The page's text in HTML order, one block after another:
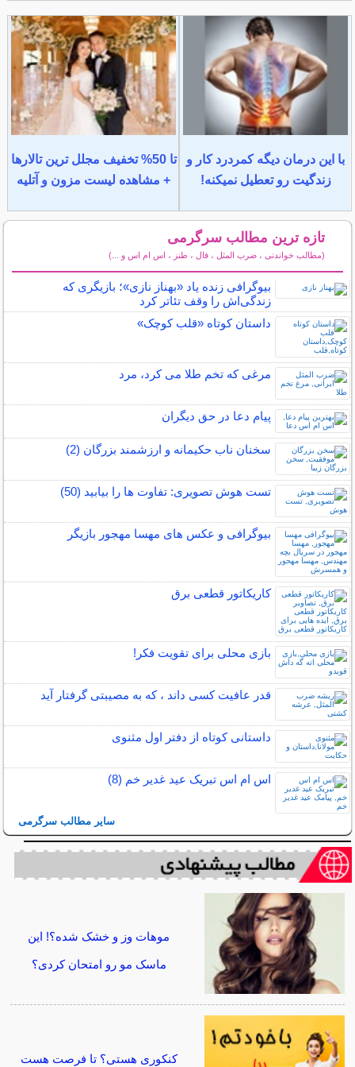
با این درمان دیگه کمردرد کار و
زندگیت رو تعطیل نمیکنه!
تا 50% تخفیف مجلل ترین تالارها
+ مشاهده لیست مزون و آتلیه
تازه ترین مطالب سرگرمی
(مطالب خواندنی ، ضرب المثل ، فال ، طنز ، اس ام اس و ...)
بیوگرافی زنده یاد «بهناز نازی»؛ بازیگری که
زندگی‌اش را وقف تئاتر کرد
داستان کوتاه «قلب کوچک»
مرغی که تخم طلا می کرد، مرد
پیام دعا در حق دیگران
سخنان ناب حکیمانه و ارزشمند بزرگان (2)
تست هوش تصویری: تفاوت ها را بیابید (50)
بیوگرافی و عکس های مهسا مهجور بازیگر
کاریکاتور قطعی برق
بازی محلی برای تقویت فکر!
قدر عافیت کسی داند ، که به مصیبتی گرفتار آید
داستانی کوتاه از دفتر اول مثنوی
اس ام اس تبریک عید غدیر خم (8)
سایر مطالب سرگرمی
موهات وز و خشک شده؟! این
ماسک مو رو امتحان کردی؟
کنکوری هستی؟ تا فرصت هست